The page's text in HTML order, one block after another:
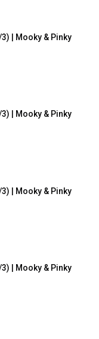
| Mooky & Pinky
| Mooky & Pinky
| Mooky & Pinky
| Mooky & Pinky